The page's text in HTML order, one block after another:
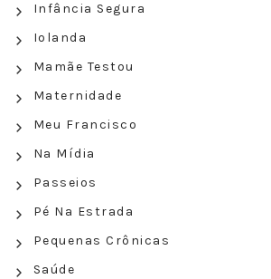
Infância Segura
Iolanda
Mamãe Testou
Maternidade
Meu Francisco
Na Mídia
Passeios
Pé Na Estrada
Pequenas Crônicas
Saúde